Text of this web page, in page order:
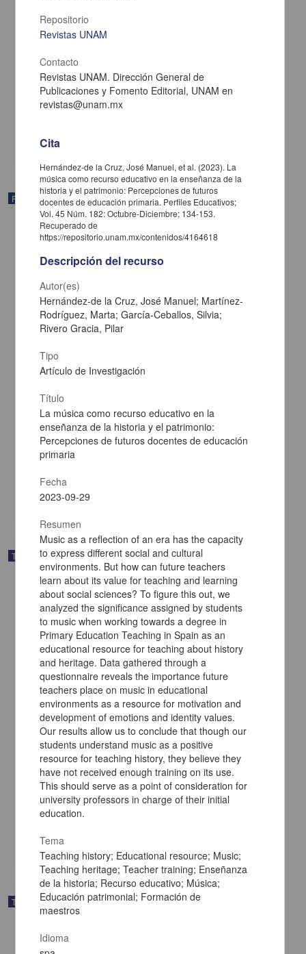
La tecnología educativa como recurso didáctico en el nivel de
educación preescolar
Saldierna Rodríguez, Martha Ivonne
Artes y Humanidades
Publicación editorial
La importancia de los metadatos para el aprovechamiento de los
recursos educativos en la educación a distancia
León Martínez, Jorge; Tapia Rangel, Edith - Instituto de
Investigaciones Bibliotecológicas y de la Información, UNAM
Artes y Humanidades
la educación
Trabajo de grado
Registro y control de recursos financieros en una dependencia
publica del sector educativo
Chavarria López, Leticia Refugio
Ciencias Sociales y Económicas
Registro y control derecursos
Trabajo de grado
Repositorio
Revistas UNAM
Contacto
Revistas UNAM. Dirección General de
Publicaciones y Fomento Editorial, UNAM en
revistas@unam.mx
Cita
Hernández-de la Cruz, José Manuel, et al. (2023). La
música como recurso educativo en la enseñanza de la
historia y el patrimonio: Percepciones de futuros
docentes de educación primaria. Perfiles Educativos;
Vol. 45 Núm. 182: Octubre-Diciembre; 134-153.
Recuperado de
https://repositorio.unam.mx/contenidos/4164618
Descripción del recurso
Autor(es)
Hernández-de la Cruz, José Manuel; Martínez-
Rodríguez, Marta; García-Ceballos, Silvia;
Rivero Gracia, Pilar
Tipo
Artículo de Investigación
Título
La música como recurso educativo en la
enseñanza de la historia y el patrimonio:
Percepciones de futuros docentes de educación
primaria
Fecha
2023-09-29
Resumen
Music as a reflection of an era has the capacity
to express different social and cultural
environments. But how can future teachers
learn about its value for teaching and learning
about social sciences? To figure this out, we
analyzed the significance assigned by students
to music when working towards a degree in
Primary Education Teaching in Spain as an
educational resource for teaching about history
and heritage. Data gathered through a
questionnaire reveals the importance future
teachers place on music in educational
environments as a resource for motivation and
development of emotions and identity values.
Our results allow us to conclude that though our
students understand music as a positive
resource for teaching history, they believe they
have not received enough training on its use.
This should serve as a point of consideration for
university professors in charge of their initial
education.
Tema
Teaching history; Educational resource; Music;
Teaching heritage; Teacher training; Enseñanza
de la historia; Recurso educativo; Música;
Educación patrimonial; Formación de
maestros
Idioma